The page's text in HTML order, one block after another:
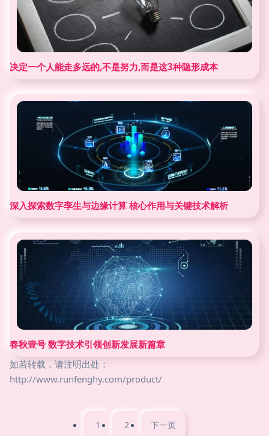
决定一个人能走多远的,不是努力,而是这3种隐形成本
深入探索数字孪生与边缘计算 核心作用与关键技术解析
春秋壹号 数字技术引领创新发展新篇章
如若转载，请注明出处：
http://www.runfenghy.com/product/
1 2 下一页